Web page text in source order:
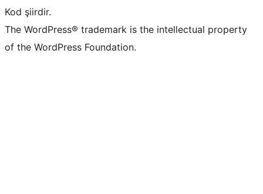
Kod şiirdir.
The WordPress® trademark is the intellectual property
of the WordPress Foundation.